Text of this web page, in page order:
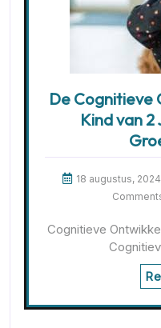
De Cognitieve
Kind van
18 augustus, 2024
Cognitieve